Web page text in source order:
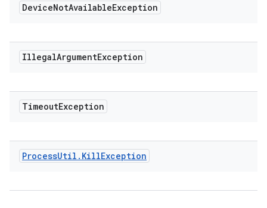
DeviceNotAvailableException
IllegalArgumentException
TimeoutException
ProcessUtil . KillException